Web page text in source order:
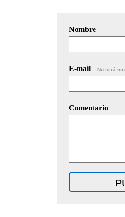
Nombre
E-mail No será
Comentario